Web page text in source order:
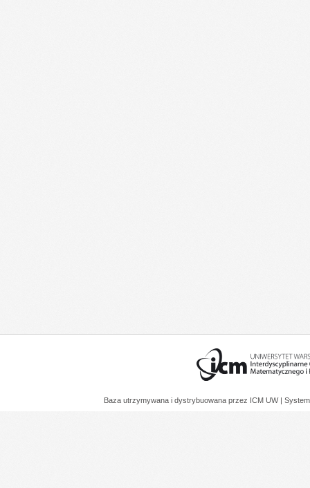
Baza utrzymywana i dystrybuowana przez ICM UW |